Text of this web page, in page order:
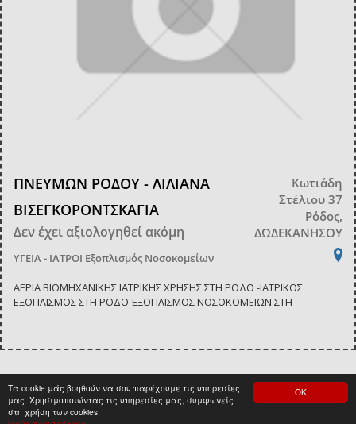
ΟΚ
Τα cookie μάς βοηθούν να σου παρέχουμε τις υπηρεσίες
μας. Χρησιμοποιώντας τις υπηρεσίες μας, συμφωνείς
στη χρήση των cookies.
ΠΝΕΥΜΩΝ ΡΟΔΟΥ - ΛΙΛΙΑΝA
ΒΙΣΕΓΚΟΡΟΝΤΣΚΑΓΙΑ
Δεν έχει αξιολογηθεί ακόμη
ΥΓΕΙΑ - ΙΑΤΡΟΙ Εξοπλισμός Νοσοκομείων
Κωτιάδη
Στέλιου 37
Ρόδος,
ΔΩΔΕΚΑΝΗΣΟΥ
ΑΕΡΙΑ ΒΙΟΜΗΧΑΝΙΚΗΣ ΙΑΤΡΙΚΗΣ ΧΡΗΣΗΣ ΣΤΗ ΡΟΔΟ -ΙΑΤΡΙΚΟΣ
ΕΞΟΠΛΙΣΜΟΣ ΣΤΗ ΡΟΔΟ-ΕΞΟΠΛΙΣΜΟΣ ΝΟΣΟΚΟΜΕΙΩΝ ΣΤΗ
< 1 >